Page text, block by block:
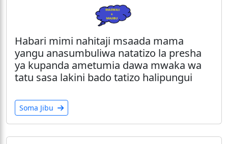
Habari mimi nahitaji msaada mama
yangu anasumbuliwa natatizo la presha
ya kupanda ametumia dawa mwaka wa
tatu sasa lakini bado tatizo halipungui
Soma Jibu